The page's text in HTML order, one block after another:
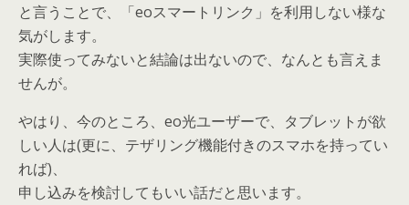
と言うことで、「eoスマートリンク」を利用しない様な
気がします。
実際使ってみないと結論は出ないので、なんとも言えま
せんが。
やはり、今のところ、eo光ユーザーで、タブレットが欲
しい人は(更に、テザリング機能付きのスマホを持ってい
れば)、
申し込みを検討してもいい話だと思います。